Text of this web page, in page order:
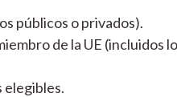
públicos o privados).
de la UE (incluidos
elegibles.